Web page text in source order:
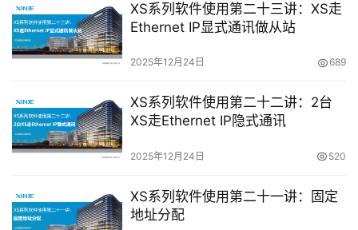
XS系列软件使用第二十三讲：XS走
Ethernet IP显式通讯做从站
2025年12月24日 689
XS系列软件使用第二十二讲：2台
XS走Ethernet IP隐式通讯
2025年12月24日 520
XS系列软件使用第二十一讲：固定
地址分配